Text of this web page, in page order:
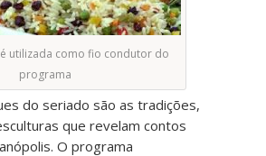
utilizada como fio condutor do
programa
do seriado são as tradições,
que revelam contos
O programa